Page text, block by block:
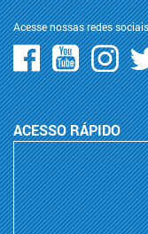
Acesse nossas redes
ACESSO RÁPIDO